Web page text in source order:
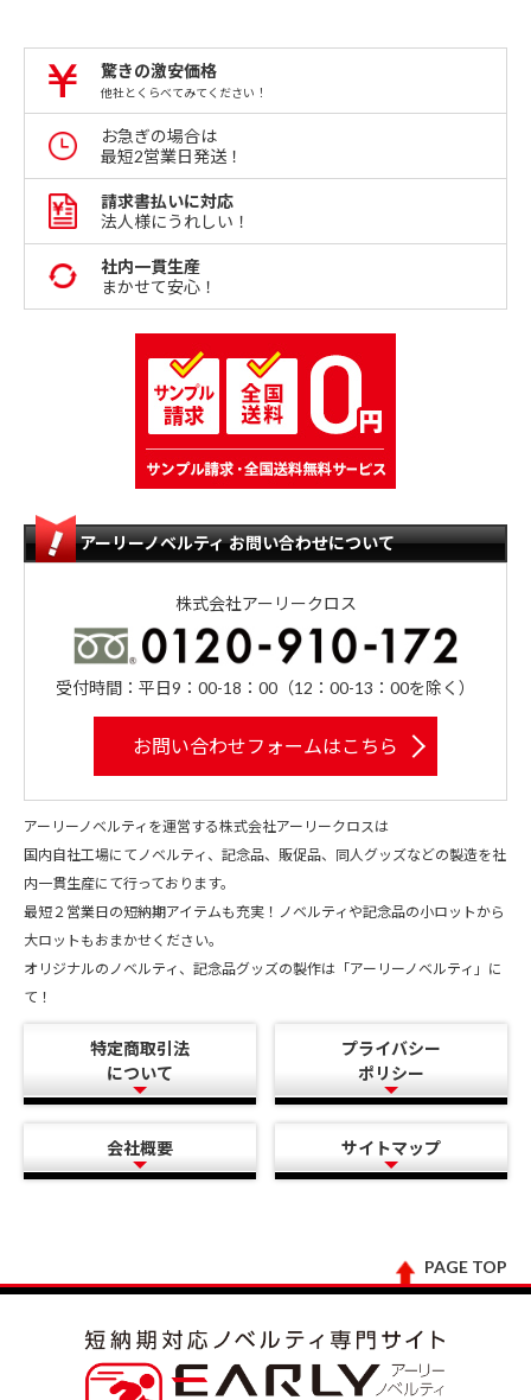
驚きの激安価格
他社とくらべてみてください！
お急ぎの場合は
最短2営業日発送！
請求書払いに対応
法人様にうれしい！
社内一貫生産
まかせて安心！
アーリーノベルティ お問い合わせについて
株式会社アーリークロス
受付時間：平日9：00-18：00（12：00-13：00を除く）
お問い合わせフォームはこちら
アーリーノベルティを運営する株式会社アーリークロスは
国内自社工場にてノベルティ、記念品、販促品、同人グッズなどの製造を社
内一貫生産にて行っております。
最短２営業日の短納期アイテムも充実！ノベルティや記念品の小ロットから
大ロットもおまかせください。
オリジナルのノベルティ、記念品グッズの製作は「アーリーノベルティ」に
て！
特定商取引法
について
プライバシー
ポリシー
会社概要 サイトマップ
PAGE TOP